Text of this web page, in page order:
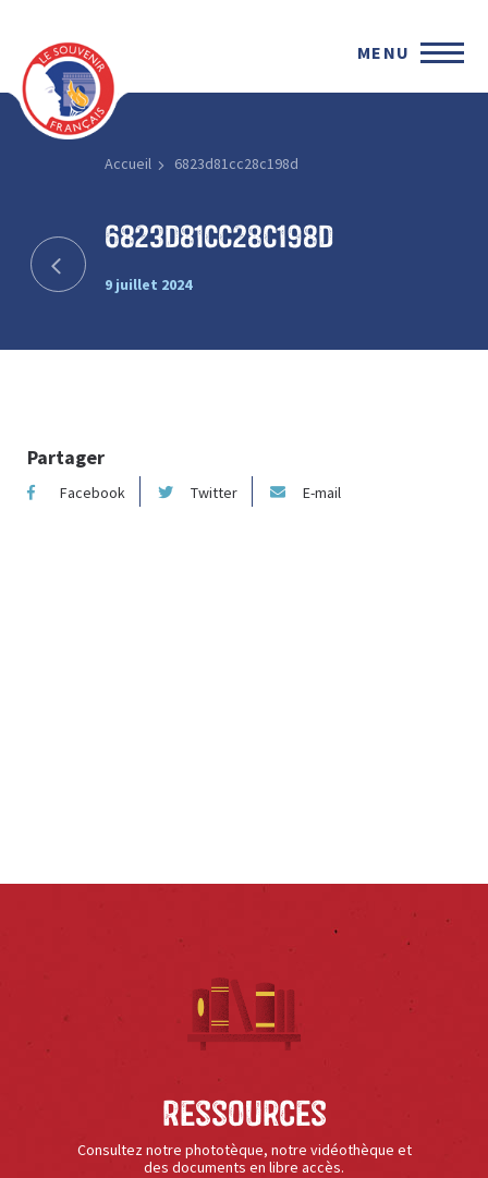
MENU
Accueil 6823d81cc28c198d
6823d81cc28c198d
9 juillet 2024
Partager
Facebook Twitter E-mail
Ressources
Consultez notre phototèque, notre vidéothèque et
des documents en libre accès.